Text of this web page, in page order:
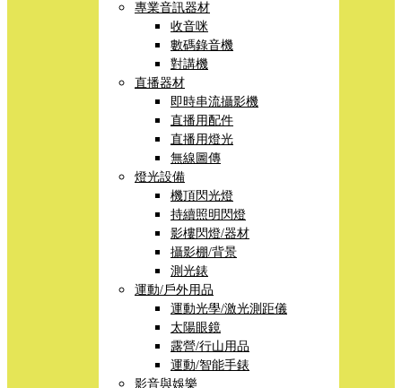
專業音訊器材
收音咪
數碼錄音機
對講機
直播器材
即時串流攝影機
直播用配件
直播用燈光
無線圖傳
燈光設備
機頂閃光燈
持續照明閃燈
影樓閃燈/器材
攝影棚/背景
測光錶
運動/戶外用品
運動光學/激光測距儀
太陽眼鏡
露營/行山用品
運動/智能手錶
影音與娛樂